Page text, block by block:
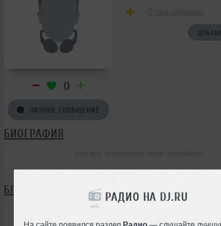
РАДИО НА DJ.RU
На сайте появился раздел Радио — слушайте
0
ЛИЧНОЕ СООБЩЕНИЕ
БИОГРАФИЯ
БЛОГ